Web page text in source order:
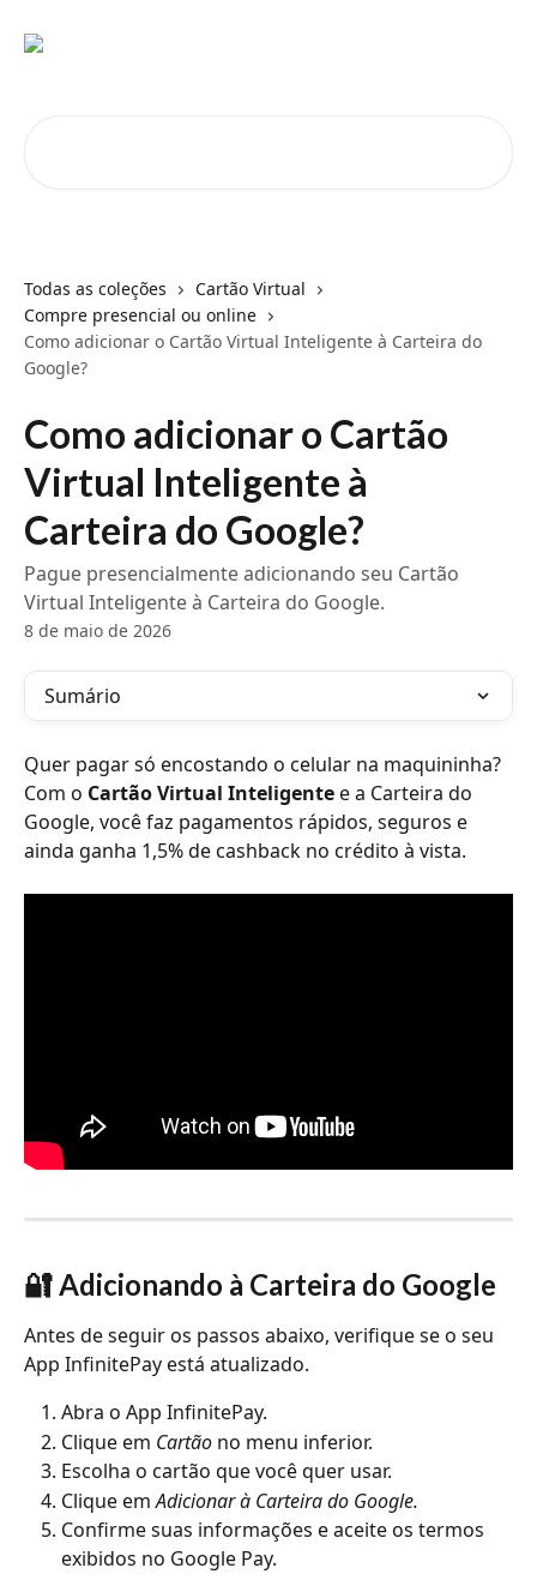
Todas as coleções
Cartão Virtual
Compre presencial ou online
Como adicionar o Cartão Virtual Inteligente à Carteira do
Google?
Como adicionar o Cartão
Virtual Inteligente à
Carteira do Google?
Pague presencialmente adicionando seu Cartão
Virtual Inteligente à Carteira do Google.
8 de maio de 2026
Sumário
Quer pagar só encostando o celular na maquininha?
Com o Cartão Virtual Inteligente e a Carteira do
Google, você faz pagamentos rápidos, seguros e
ainda ganha 1,5% de cashback no crédito à vista.
🔐 Adicionando à Carteira do Google
Antes de seguir os passos abaixo, verifique se o seu
App InfinitePay está atualizado.
Abra o App InfinitePay.
Clique em Cartão no menu inferior.
Escolha o cartão que você quer usar.
Clique em Adicionar à Carteira do Google.
Confirme suas informações e aceite os termos
exibidos no Google Pay.